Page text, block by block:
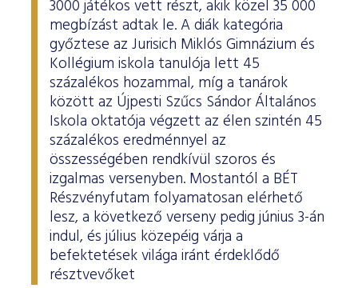
3000 játékos vett részt, akik közel 35 000
megbízást adtak le. A diák kategória
győztese az Jurisich Miklós Gimnázium és
Kollégium iskola tanulója lett 45
százalékos hozammal, míg a tanárok
között az Újpesti Szűcs Sándor Általános
Iskola oktatója végzett az élen szintén 45
százalékos eredménnyel az
összességében rendkívül szoros és
izgalmas versenyben. Mostantól a BÉT
Részvényfutam folyamatosan elérhető
lesz, a következő verseny pedig június 3-án
indul, és július közepéig várja a
befektetések világa iránt érdeklődő
résztvevőket